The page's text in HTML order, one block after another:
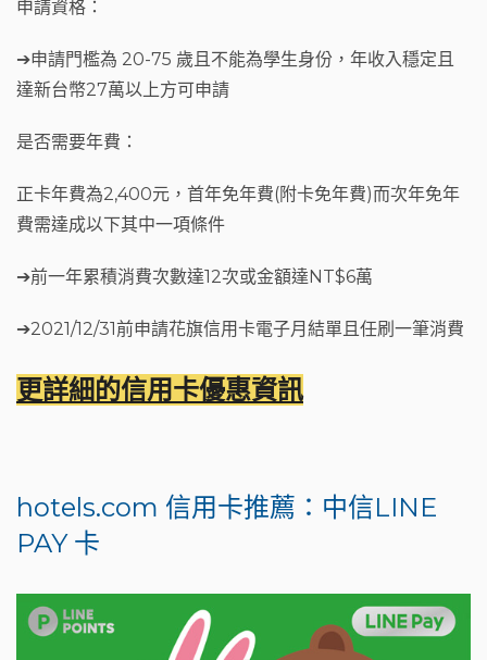
申請資格：
➔申請門檻為 20-75 歲且不能為學生身份，年收入穩定且
達新台幣27萬以上方可申請
是否需要年費：
正卡年費為2,400元，首年免年費(附卡免年費)而次年免年
費需達成以下其中一項條件
➔前一年累積消費次數達12次或金額達NT$6萬
➔2021/12/31前申請花旗信用卡電子月結單且任刷一筆消費
更詳細的信用卡優惠資訊
hotels.com 信用卡推薦：中信LINE
PAY 卡